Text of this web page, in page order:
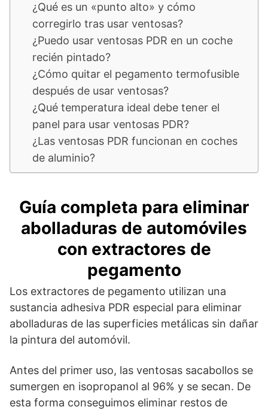
¿Qué es un «punto alto» y cómo
corregirlo tras usar ventosas?
¿Puedo usar ventosas PDR en un coche
recién pintado?
¿Cómo quitar el pegamento termofusible
después de usar ventosas?
¿Qué temperatura ideal debe tener el
panel para usar ventosas PDR?
¿Las ventosas PDR funcionan en coches
de aluminio?
Guía completa para eliminar
abolladuras de automóviles
con extractores de
pegamento
Los extractores de pegamento utilizan una
sustancia adhesiva PDR especial para eliminar
abolladuras de las superficies metálicas sin dañar
la pintura del automóvil.
Antes del primer uso, las ventosas sacabollos se
sumergen en isopropanol al 96% y se secan. De
esta forma conseguimos eliminar restos de